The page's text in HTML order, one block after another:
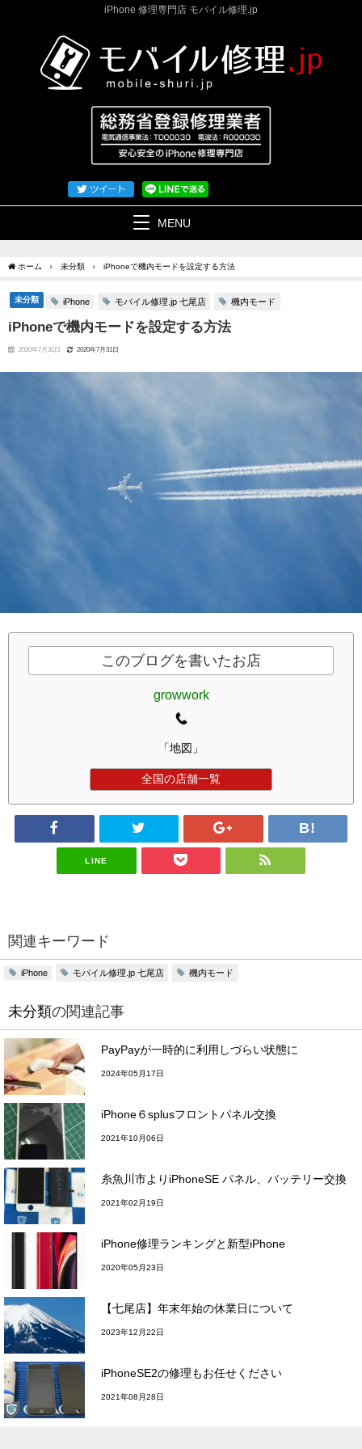
iPhone 修理専門店 モバイル修理.jp
MENU
ホーム 未分類 iPhoneで機内モードを設定する方法
未分類 iPhone モバイル修理.jp 七尾店 機内モード
iPhoneで機内モードを設定する方法
2020年7月31日 2020年7月31日
このブログを書いたお店
growwork
「地図」
全国の店舗一覧
LINE
関連キーワード
iPhone モバイル修理.jp 七尾店 機内モード
未分類の関連記事
PayPayが一時的に利用しづらい状態に
2024年05月17日
iPhone６splusフロントパネル交換
2021年10月06日
糸魚川市よりiPhoneSE パネル、バッテリー交換
2021年02月19日
iPhone修理ランキングと新型iPhone
2020年05月23日
【七尾店】年末年始の休業日について
2023年12月22日
iPhoneSE2の修理もお任せください
2021年08月28日